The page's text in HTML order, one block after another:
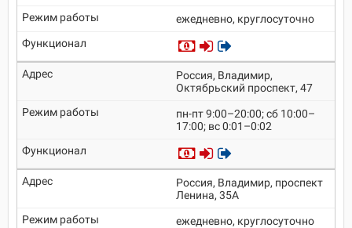
ежедневно, круглосуточно
Россия, Владимир,
Октябрьский проспект, 47
пн-пт 9:00–20:00; сб 10:00–
17:00; вс 0:01–0:02
Россия, Владимир, проспект
Ленина, 35А
ежедневно, круглосуточно